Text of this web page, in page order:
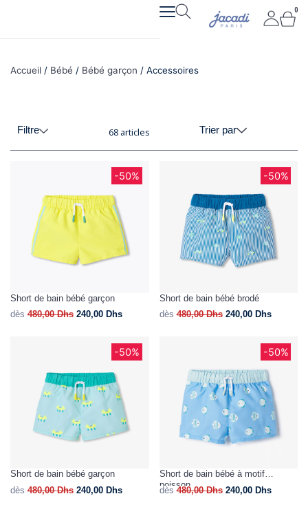
contenu
0
Accueil/ Bébé / Bébé garçon / Accessoires
Filtre 68 articles Trier par
-50%
Short de bain bébé garçon
dès 480,00Dhs 240,00 Dhs
-50%
Short de bain bébé brodé
dès 480,00Dhs 240,00 Dhs
-50%
Short de bain bébé garçon
dès 480,00Dhs 240,00 Dhs
-50%
Short de bain bébé à motif
poisson
dès 480,00Dhs 240,00 Dhs
Page